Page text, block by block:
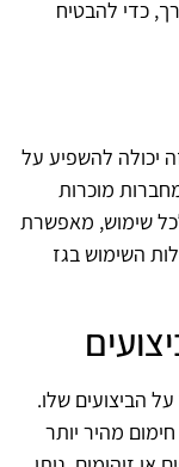
כדי להבטיח
יכולה להשפיע על
מוכרות
שימוש, מאפשרת
השימוש בגז
הביצועים שלו.
מהיר יותר